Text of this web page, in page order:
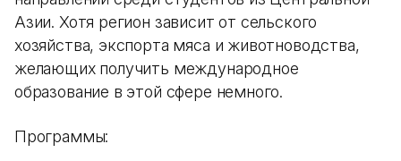
Азии. Хотя регион зависит от сельского
хозяйства, экспорта мяса и животноводства,
желающих получить международное
образование в этой сфере немного.
Программы: